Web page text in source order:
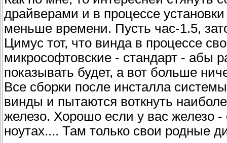
драйверами и в процессе
меньше времени. Пусть час-1.5,
Цимус тот, что винда в процессе
микрософтовские - стандарт - абы
показывать будет, а вот больше
Все сборки после инсталла
винды и пытаются воткнуть
железо. Хорошо если у вас железо
ноутах.... Там только свои родные